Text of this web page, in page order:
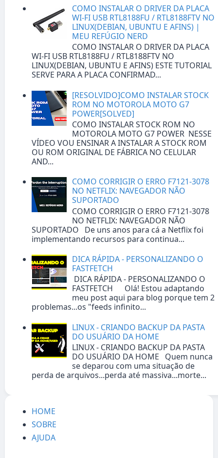
COMO INSTALAR O DRIVER DA PLACA
WI-FI USB RTL8188FU / RTL8188FTV NO
LINUX(DEBIAN, UBUNTU E AFINS) |
MEU REFÚGIO NERD
COMO INSTALAR O DRIVER DA PLACA
WI-FI USB RTL8188FU / RTL8188FTV NO
LINUX(DEBIAN, UBUNTU E AFINS) ESTE TUTORIAL
SERVE PARA A PLACA CONFIRMAD...
[RESOLVIDO]COMO INSTALAR STOCK
ROM NO MOTOROLA MOTO G7
POWER[SOLVED]
COMO INSTALAR STOCK ROM NO
MOTOROLA MOTO G7 POWER NESSE
VÍDEO VOU ENSINAR A INSTALAR A STOCK ROM
OU ROM ORIGINAL DE FÁBRICA NO CELULAR
AND...
COMO CORRIGIR O ERRO F7121-3078
NO NETFLIX: NAVEGADOR NÃO
SUPORTADO
COMO CORRIGIR O ERRO F7121-3078
NO NETFLIX: NAVEGADOR NÃO
SUPORTADO De uns anos para cá a Netflix foi
implementando recursos para continua...
DICA RÁPIDA - PERSONALIZANDO O
FASTFETCH
DICA RÁPIDA - PERSONALIZANDO O
FASTFETCH Olá! Estou adaptando
meu post aqui para blog porque tem 2
problemas...os "feeds infinito...
LINUX - CRIANDO BACKUP DA PASTA
DO USUÁRIO DA HOME
LINUX - CRIANDO BACKUP DA PASTA
DO USUÁRIO DA HOME Quem nunca
se deparou com uma situação de
perda de arquivos...perda até massiva...morte...
HOME
SOBRE
AJUDA